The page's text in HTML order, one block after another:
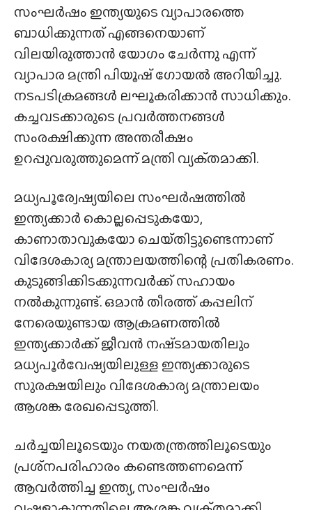
സംഘർഷം ഇന്ത്യയുടെ വ്യാപാരത്തെ
ബാധിക്കുന്നത് എങ്ങനെയാണ്
വിലയിരുത്താൻ യോഗം ചേർന്നു എന്ന്
വ്യാപാര മന്ത്രി പിയൂഷ് ഗോയൽ അറിയിച്ചു.
നടപടിക്രമങ്ങൾ ലഘൂകരിക്കാൻ സാധിക്കും.
കച്ചവടക്കാരുടെ പ്രവർത്തനങ്ങൾ
സംരക്ഷിക്കുന്ന അന്തരീക്ഷം
ഉറപ്പുവരുത്തുമെന്ന് മന്ത്രി വ്യക്‌തമാക്കി.
മധ്യപൂര്വേഷ്യയിലെ സംഘർഷത്തിൽ
ഇന്ത്യക്കാർ കൊല്ലപ്പെടുകയോ,
കാണാതാവുകയോ ചെയ്‌തിട്ടുണ്ടെന്നാണ്
വിദേശകാര്യ മന്ത്രാലയത്തിന്റെ പ്രതികരണം.
കുടുങ്ങിക്കിടക്കുന്നവർക്ക് സഹായം
നൽകുന്നുണ്ട്. ഒമാൻ തീരത്ത് കപ്പലിന്
നേരെയുണ്ടായ ആക്രമണത്തിൽ
ഇന്ത്യക്കാർക്ക് ജീവൻ നഷ്‌ടമായതിലും
മധ്യപൂർവേഷ്യയിലുള്ള ഇന്ത്യക്കാരുടെ
സുരക്ഷയിലും വിദേശകാര്യ മന്ത്രാലയം
ആശങ്ക രേഖപ്പെടുത്തി.
ചർച്ചയിലൂടെയും നയതന്ത്രത്തിലൂടെയും
പ്രശ്‌നപരിഹാരം കണ്ടെത്തണമെന്ന്
ആവർത്തിച്ച ഇന്ത്യ, സംഘർഷം